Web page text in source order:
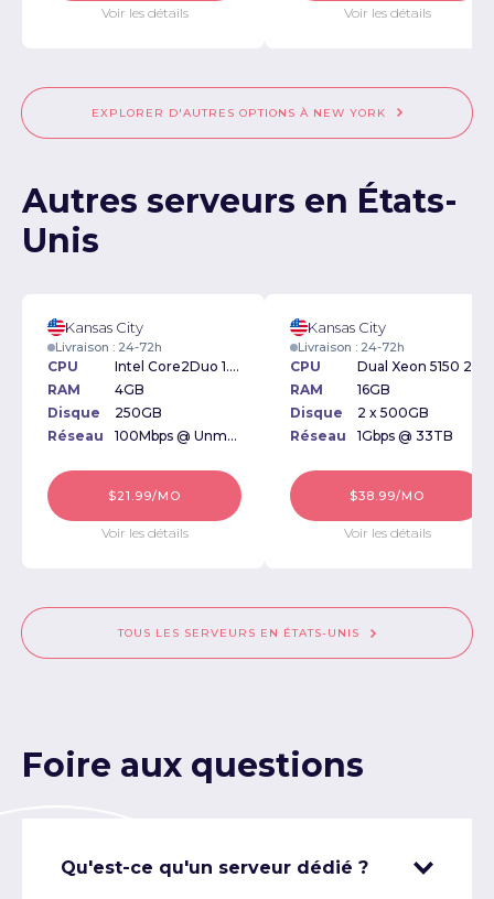
Voir les détails Voir les détails
EXPLORER D'AUTRES OPTIONS À NEW YORK
Autres serveurs en États-
Unis
Kansas City
Livraison : 24-72h
CPU
Intel Core2Duo 1.6GHz
RAM
4GB
Disque
250GB
Réseau
100Mbps @ Unmetered
$21.99/MO
Voir les détails
Kansas City
Livraison : 24-72h
CPU
RAM
16GB
Disque
2 x 500GB
Réseau
1Gbps @ 33TB
$38.99/MO
Voir les détails
TOUS LES SERVEURS EN ÉTATS-UNIS
Foire aux questions
Qu'est-ce qu'un serveur dédié ?